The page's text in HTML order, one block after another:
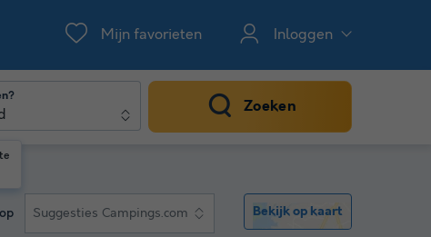
Mijn favorieten Inloggen
Zoeken
Suggesties Campings.com Bekijk op kaart